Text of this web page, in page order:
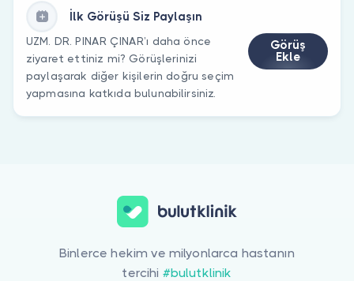
İlk Görüşü Siz Paylaşın
UZM. DR. PINAR ÇINAR’ı daha önce
ziyaret ettiniz mi? Görüşlerinizi
paylaşarak diğer kişilerin doğru seçim
yapmasına katkıda bulunabilirsiniz.
Görüş
Ekle
Binlerce hekim ve milyonlarca hastanın
tercihi #bulutklinik